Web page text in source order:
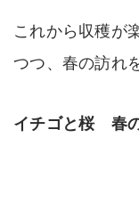
これから収穫が
つつ、春の訪れ
イチゴと桜 春